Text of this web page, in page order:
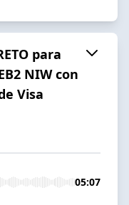
para
NIW con
Visa
05:07